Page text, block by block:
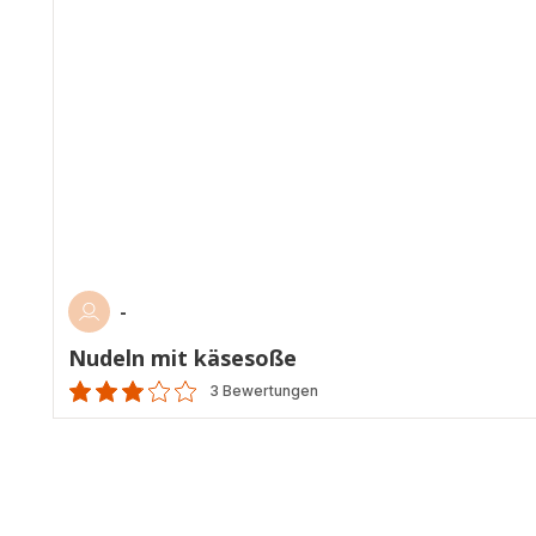
-
Nudeln mit käsesoße
ratings.2.8
3 Bewertungen